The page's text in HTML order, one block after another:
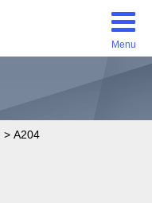
Menu
> A204